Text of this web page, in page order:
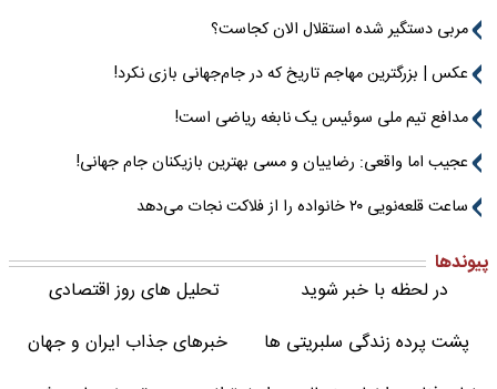
مربی دستگیر شده استقلال الان کجاست؟
عکس | بزرگترین مهاجم تاریخ که در جام‌جهانی بازی نکرد!
مدافع تیم ملی سوئیس یک نابغه ریاضی است!
عجیب اما واقعی: رضاییان و مسی بهترین بازیکنان جام جهانی!
ساعت قلعه‌نویی ۲۰ خانواده را از فلاکت نجات می‌دهد
پیوندها
در لحظه با خبر شوید
تحلیل های روز اقتصادی
پشت پرده زندگی سلبریتی ها
خبرهای جذاب ایران و جهان